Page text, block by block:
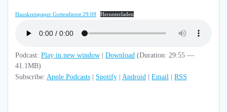
Hauskreispaper Gottesdienst 29.09 Herunterladen
Podcast: Play in new window Download (Duration: 29:55 —
41.1MB)
Subscribe: Apple Podcasts Spotify Android Email RSS